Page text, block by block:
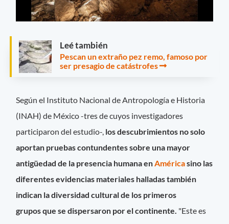
Leé también
Pescan un extraño pez remo, famoso por
ser presagio de catástrofes
Según el Instituto Nacional de Antropología e Historia
(INAH) de México -tres de cuyos investigadores
participaron del estudio-, los descubrimientos no solo
aportan pruebas contundentes sobre una mayor
antigüedad de la presencia humana enAméricasino las
diferentes evidencias materiales halladas también
indican la diversidad cultural de los primeros
grupos que se dispersaron por el continente. "Este es